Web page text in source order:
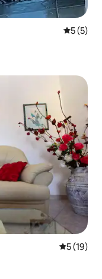
5 (5)
5 (19)